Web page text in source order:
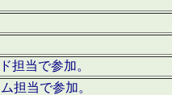
担当で参加。
担当で参加。